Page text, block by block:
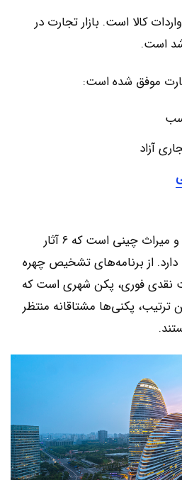
کالا است. بازار تجارت در
است.
موفق شده است:
آزاد
پایتخت چین، شهر فرهنگ و میراث چینی است که 6 آثار
از برنامه‌های تشخیص چهره
نقدی فوری، پکن شهری است که
ترتیب، پکنی‌ها مشتاقانه منتظر